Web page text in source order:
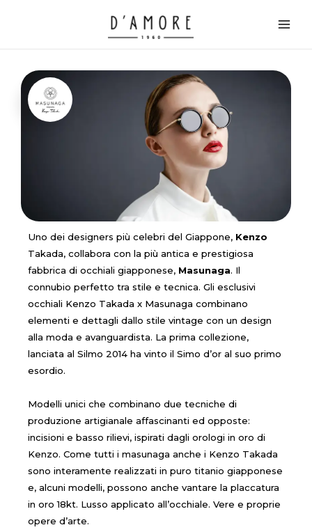
Uno dei designers più celebri del Giappone, Kenzo
Takada, collabora con la più antica e prestigiosa
fabbrica di occhiali giapponese, Masunaga. Il
connubio perfetto tra stile e tecnica. Gli esclusivi
occhiali Kenzo Takada x Masunaga combinano
elementi e dettagli dallo stile vintage con un design
alla moda e avanguardista. La prima collezione,
lanciata al Silmo 2014 ha vinto il Simo d’or al suo primo
esordio.
Modelli unici che combinano due tecniche di
produzione artigianale affascinanti ed opposte:
incisioni e basso rilievi, ispirati dagli orologi in oro di
Kenzo. Come tutti i masunaga anche i Kenzo Takada
sono interamente realizzati in puro titanio giapponese
e, alcuni modelli, possono anche vantare la placcatura
in oro 18kt. Lusso applicato all’occhiale. Vere e proprie
opere d’arte.